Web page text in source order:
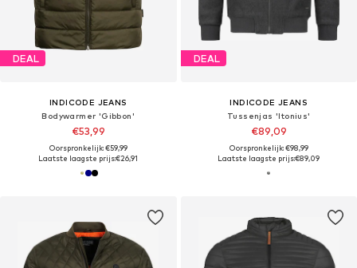
DEAL
INDICODE JEANS
Bodywarmer 'Gibbon'
€53,99
Oorspronkelijk: €59,99
Laatste laagste prijs:€26,91
DEAL
INDICODE JEANS
Tussenjas 'ltonius'
€89,09
Oorspronkelijk: €98,99
Laatste laagste prijs:€89,09